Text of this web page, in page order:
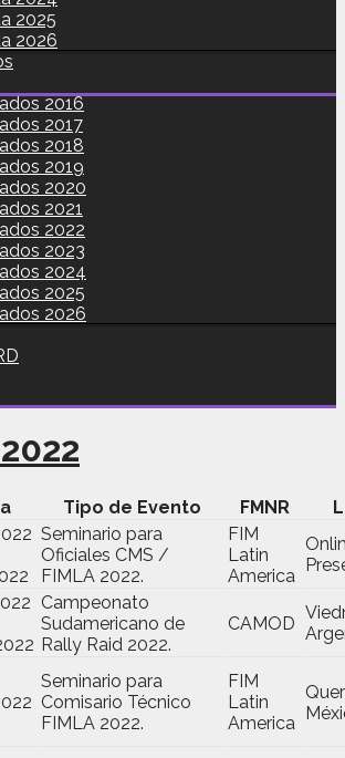
2025
2026
2016
2017
2018
2019
2020
2021
2022
2023
2024
2025
2026
Tipo de Evento FMNR
Seminario para
Oficiales CMS /
FIMLA 2022.
FIM
Latin
America
Campeonato
Sudamericano de
Rally Raid 2022.
CAMOD
Seminario para
Comisario Técnico
FIMLA 2022.
FIM
Latin
America